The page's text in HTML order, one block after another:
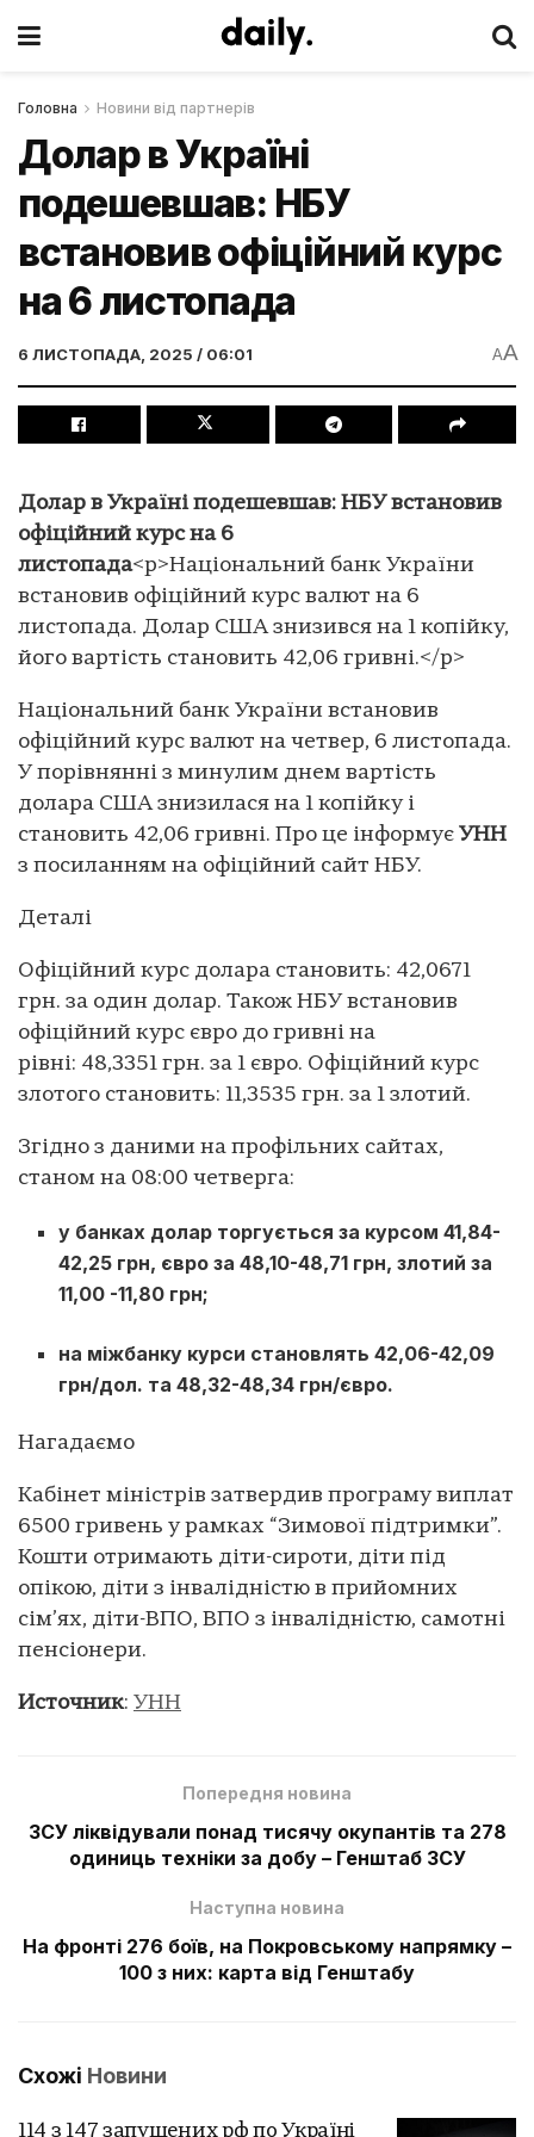
Головна Новини від партнерів
Долар в Україні
подешевшав: НБУ
встановив офіційний курс
на 6 листопада
6 ЛИСТОПАДА, 2025 / 06:01 AA
Долар в Україні подешевшав: НБУ встановив
офіційний курс на 6
листопада<p>Національний банк України
встановив офіційний курс валют на 6
листопада. Долар США знизився на 1 копійку,
його вартість становить 42,06 гривні.</p>
Національний банк України встановив
офіційний курс валют на четвер, 6 листопада.
У порівнянні з минулим днем вартість
долара США знизилася на 1 копійку і
становить 42,06 гривні. Про це інформує УНН
з посиланням на офіційний сайт НБУ.
Деталі
Офіційний курс долара становить: 42,0671
грн. за один долар. Також НБУ встановив
офіційний курс євро до гривні на
рівні: 48,3351 грн. за 1 євро. Офіційний курс
злотого становить: 11,3535 грн. за 1 злотий.
Згідно з даними на профільних сайтах,
станом на 08:00 четверга:
у банках долар торгується за курсом 41,84-
42,25 грн, євро за 48,10-48,71 грн, злотий за
11,00 -11,80 грн;
на міжбанку курси становлять 42,06-42,09
грн/дол. та 48,32-48,34 грн/євро.
Нагадаємо
Кабінет міністрів затвердив програму виплат
6500 гривень у рамках “Зимової підтримки”.
Кошти отримають діти-сироти, діти під
опікою, діти з інвалідністю в прийомних
сім’ях, діти-ВПО, ВПО з інвалідністю, самотні
пенсіонери.
Источник: УНН
Попередня новина
ЗСУ ліквідували понад тисячу окупантів та 278
одиниць техніки за добу – Генштаб ЗСУ
Наступна новина
На фронті 276 боїв, на Покровському напрямку –
100 з них: карта від Генштабу
Схожі Новини
114 з 147 запущених рф по Україні